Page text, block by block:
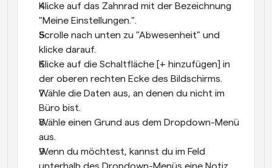
Klicke auf das Zahnrad mit der Bezeichnung
"Meine Einstellungen.".
Scrolle nach unten zu "Abwesenheit" und
klicke darauf.
Klicke auf die Schaltfläche [+ hinzufügen] in
der oberen rechten Ecke des Bildschirms.
Wähle die Daten aus, an denen du nicht im
Büro bist.
Wähle einen Grund aus dem Dropdown-Menü
aus.
Wenn du möchtest, kannst du im Feld